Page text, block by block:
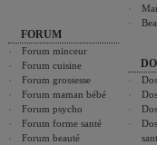
FORUM
Forum minceur
Forum cuisine
Forum grossesse
Forum maman bébé
Forum psycho
Forum forme santé
Forum beauté